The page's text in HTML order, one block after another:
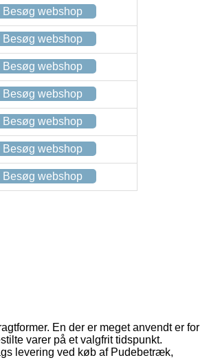
Besøg webshop
Besøg webshop
Besøg webshop
Besøg webshop
Besøg webshop
Besøg webshop
Besøg webshop
En der er meget anvendt er for
varer på et valgfrit tidspunkt.
levering ved køb af Pudebetræk,